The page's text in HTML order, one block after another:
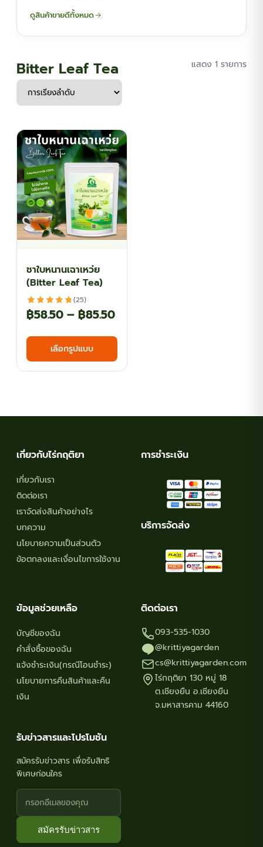
ดูสินค้าขายดีทั้งหมด
Bitter Leaf Tea แสดง 1 รายการ
ชาใบหนานเฉาเหว่ย
(Bitter Leaf Tea)
(25)
฿58.50 – ฿85.50Price
range:
through
เลือกรูปแบบ
This
has
The
product
เกี่ยวกับไร่กฤติยา
เกี่ยวกับเรา
ติดต่อเรา
เราจัดส่งสินค้าอย่างไร
บทความ
นโยบายความเป็นส่วนตัว
ข้อตกลงและเงื่อนไขการใช้งาน
การชำระเงิน
บริการจัดส่ง
ข้อมูลช่วยเหลือ
บัญชีของฉัน
คำสั่งซื้อของฉัน
แจ้งชำระเงิน(กรณีโอนชำระ)
นโยบายการคืนสินค้าและคืน
เงิน
ติดต่อเรา
093-535-1030
@krittiyagarden
cs@krittiyagarden.com
ไร่กฤติยา 130 หมู่ 18
ต.เชียงยืน อ.เชียงยืน
จ.มหาสารคาม 44160
รับข่าวสารและโปรโมชัน
สมัครรับข่าวสาร เพื่อรับสิทธิ
พิเศษก่อนใคร
สมัครรับข่าวสาร